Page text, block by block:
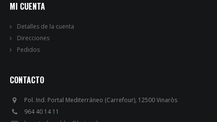
MI CUENTA
Detalles de la cuenta
Direcciones
Pedidos
CONTACTO
Pol. Ind. Portal Mediterráneo (Carrefour), 12500 Vinaròs
964 40 14 11